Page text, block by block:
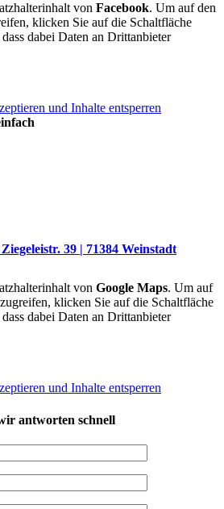
von Facebook. Um auf den
klicken Sie auf die Schaltfläche
dabei Daten an Drittanbieter
und Inhalte entsperren
39 | 71384 Weinstadt
von Google Maps. Um auf
klicken Sie auf die Schaltfläche
dabei Daten an Drittanbieter
und Inhalte entsperren
antworten schnell